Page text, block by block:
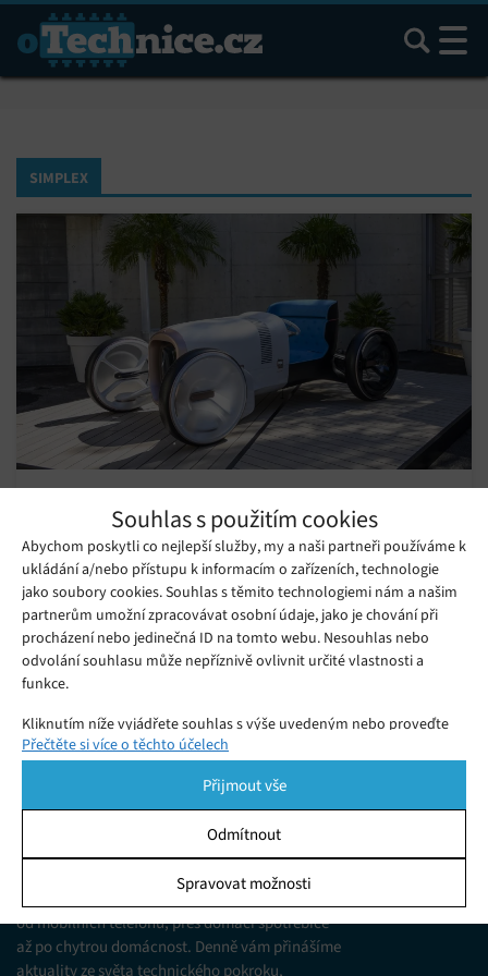
Souhlas s použitím cookies
Abychom poskytli co nejlepší služby, my a naši partneři používáme k
ukládání a/nebo přístupu k informacím o zařízeních, technologie
jako soubory cookies. Souhlas s těmito technologiemi nám a našim
partnerům umožní zpracovávat osobní údaje, jako je chování při
procházení nebo jedinečná ID na tomto webu. Nesouhlas nebo
odvolání souhlasu může nepříznivě ovlivnit určité vlastnosti a
funkce.
Kliknutím níže vyjádřete souhlas s výše uvedeným nebo proveďte
podrobnější rozhodnutí. Vaše volby budou použity pouze na tomto
pomocí přepínačů v Zásadách cookies nebo kliknutím na tlačítko
Spravovat souhlas ve spodní části obrazovky.
Ukládání a/nebo přístup k informacím v zařízení, Porozumění
publiku prostřednictvím statistik nebo kombinací údajů z
různých zdrojů.
Přečtěte si více o těchto účelech
Přijmout vše
Odmítnout
Spravovat možnosti
Hledat
SIMPLEX
futuristického automobilu, inspirovaného
veterány. Na silnice se však nikdy nepodívá
Neděle 15. 09. 2019 Redakce
Většina konceptů nových vozů značky Mercedes se soustředí
na budoucnost automobilového průmyslu.
Jsme web zajímající se o technologické novinky
od mobilních telefonů, přes domácí spotřebiče
až po chytrou domácnost. Denně vám přinášíme
aktuality ze světa technického pokroku,